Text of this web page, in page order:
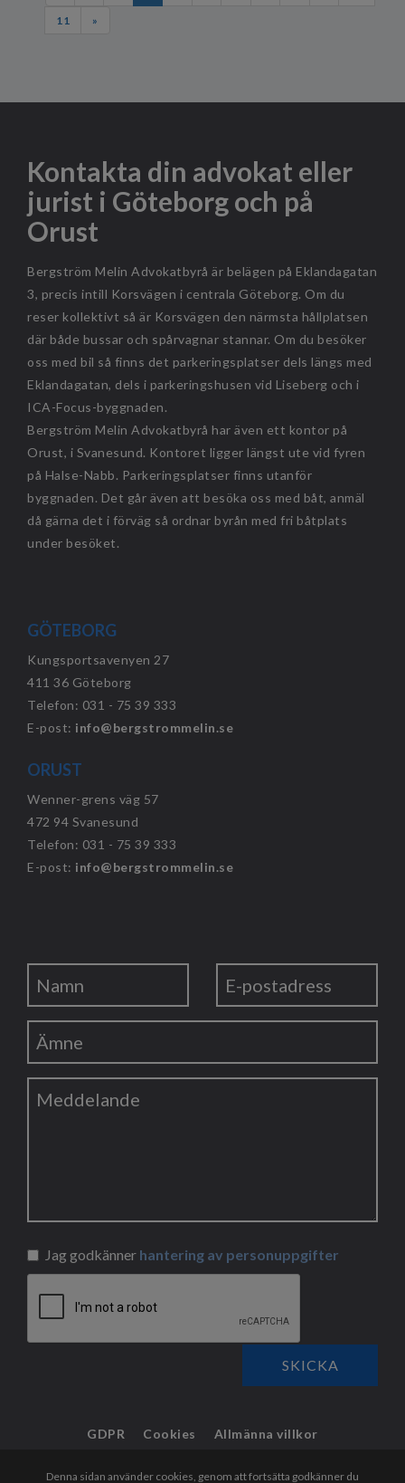
11 »
Kontakta din advokat eller
jurist i Göteborg och på
Orust
Bergström Melin Advokatbyrå är belägen på Eklandagatan
3, precis intill Korsvägen i centrala Göteborg. Om du
reser kollektivt så är Korsvägen den närmsta hållplatsen
där både bussar och spårvagnar stannar. Om du besöker
oss med bil så finns det parkeringsplatser dels längs med
Eklandagatan, dels i parkeringshusen vid Liseberg och i
ICA-Focus-byggnaden.
Bergström Melin Advokatbyrå har även ett kontor på
Orust, i Svanesund. Kontoret ligger längst ute vid fyren
på Halse-Nabb. Parkeringsplatser finns utanför
byggnaden. Det går även att besöka oss med båt, anmäl
då gärna det i förväg så ordnar byrån med fri båtplats
under besöket.
GÖTEBORG
Kungsportsavenyen 27
411 36 Göteborg
Telefon: 031 - 75 39 333
E-post: info@bergstrommelin.se
ORUST
Wenner-grens väg 57
472 94 Svanesund
Telefon: 031 - 75 39 333
E-post: info@bergstrommelin.se
Jag godkänner hantering av personuppgifter
SKICKA
GDPR Cookies Allmänna villkor
Denna sidan använder cookies, genom att fortsätta godkänner du